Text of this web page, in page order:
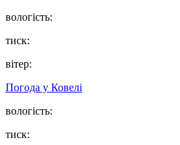
вологість:
тиск:
вітер:
Погода у Ковелі
вологість:
тиск: